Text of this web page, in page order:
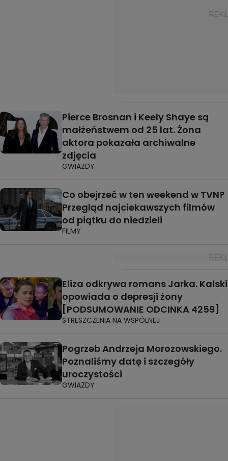
Pierce Brosnan i Keely Shaye są
małżeństwem od 25 lat. Żona
aktora pokazała archiwalne
zdjęcia
GWIAZDY
Co obejrzeć w ten weekend w TVN?
Przegląd najciekawszych filmów
od piątku do niedzieli
FILMY
Eliza odkrywa romans Jarka. Kalski
opowiada o depresji żony
[PODSUMOWANIE ODCINKA 4259]
STRESZCZENIA NA WSPÓLNEJ
Pogrzeb Andrzeja Morozowskiego.
Poznaliśmy datę i szczegóły
uroczystości
GWIAZDY